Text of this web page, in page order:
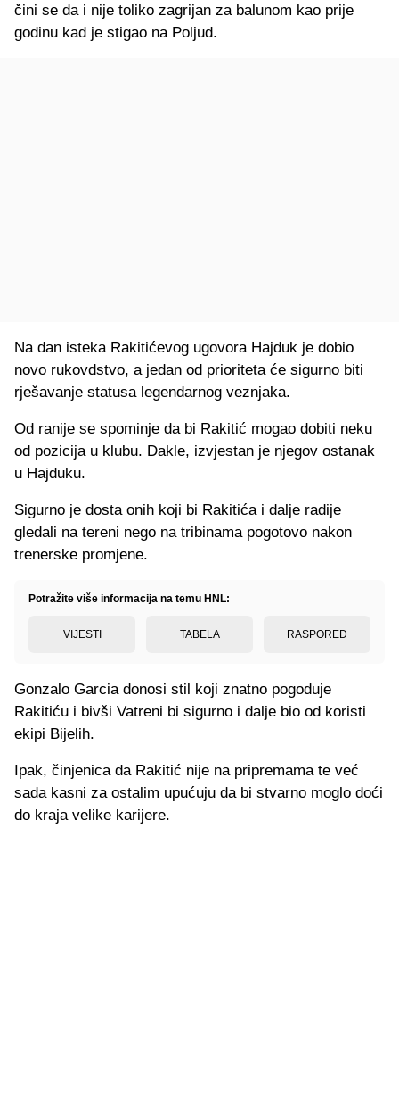
čini se da i nije toliko zagrijan za balunom kao prije
godinu kad je stigao na Poljud.
Na dan isteka Rakitićevog ugovora Hajduk je dobio
novo rukovdstvo, a jedan od prioriteta će sigurno biti
rješavanje statusa legendarnog veznjaka.
Od ranije se spominje da bi Rakitić mogao dobiti neku
od pozicija u klubu. Dakle, izvjestan je njegov ostanak
u Hajduku.
Sigurno je dosta onih koji bi Rakitića i dalje radije
gledali na tereni nego na tribinama pogotovo nakon
trenerske promjene.
Potražite više informacija na temu HNL:
VIJESTI TABELA RASPORED
Gonzalo Garcia donosi stil koji znatno pogoduje
Rakitiću i bivši Vatreni bi sigurno i dalje bio od koristi
ekipi Bijelih.
Ipak, činjenica da Rakitić nije na pripremama te već
sada kasni za ostalim upućuju da bi stvarno moglo doći
do kraja velike karijere.